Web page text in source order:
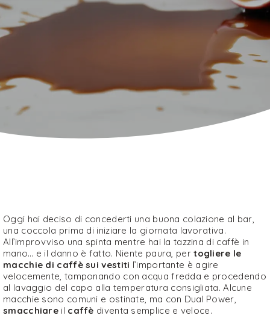
Oggi hai deciso di concederti una buona colazione al bar,
una coccola prima di iniziare la giornata lavorativa.
All’improvviso una spinta mentre hai la tazzina di caffè in
mano… e il danno è fatto. Niente paura, pertogliere le
macchie di caffè sui vestiti l’importante è agire
velocemente, tamponando con acqua fredda e procedendo
al lavaggio del capo alla temperatura consigliata. Alcune
macchie sono comuni e ostinate, ma con Dual Power,
smacchiare il caffè diventa semplice e veloce.